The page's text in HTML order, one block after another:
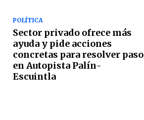
POLÍTICA
Sector privado ofrece más
ayuda y pide acciones
concretas para resolver paso
en Autopista Palín-
Escuintla